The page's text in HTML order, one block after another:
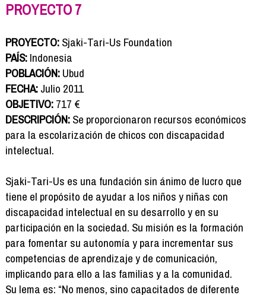
Contactar
PROYECTO 7
PROYECTO:Sjaki-Tari-Us Foundation
PAÍS:Indonesia
POBLACIÓN:Ubud
FECHA:Julio 2011
OBJETIVO:717 €
DESCRIPCIÓN:Se proporcionaron recursos económicos
para la escolarización de chicos con discapacidad
intelectual.
Sjaki-Tari-Us es una fundación sin ánimo de lucro que
tiene el propósito de ayudar a los niños y niñas con
discapacidad intelectual en su desarrollo y en su
participación en la sociedad. Su misión es la formación
para fomentar su autonomía y para incrementar sus
competencias de aprendizaje y de comunicación,
implicando para ello a las familias y a la comunidad.
Su lema es: “No menos, sino capacitados de diferente